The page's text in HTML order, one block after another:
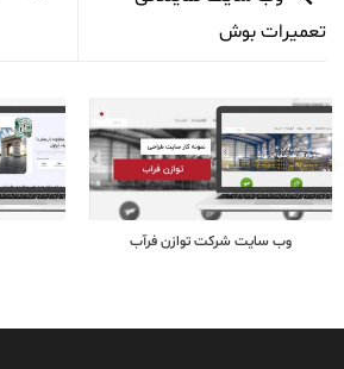
تعمیرات بوش
وب سایت شرکت توازن فرآب